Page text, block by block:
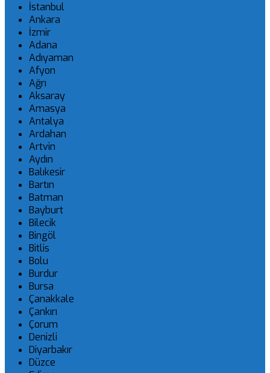
İstanbul
Ankara
İzmir
Adana
Adıyaman
Afyon
Ağrı
Aksaray
Amasya
Antalya
Ardahan
Artvin
Aydın
Balıkesir
Bartın
Batman
Bayburt
Bilecik
Bingöl
Bitlis
Bolu
Burdur
Bursa
Çanakkale
Çankırı
Çorum
Denizli
Diyarbakır
Düzce